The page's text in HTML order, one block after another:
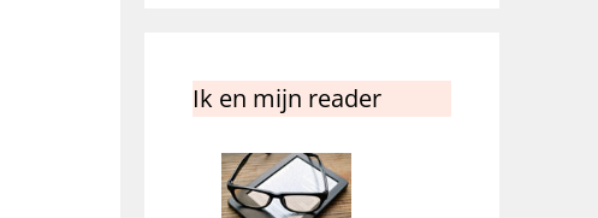
Ik en mijn reader